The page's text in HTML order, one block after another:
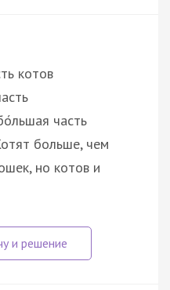
котов
часть
больше, чем
но котов и